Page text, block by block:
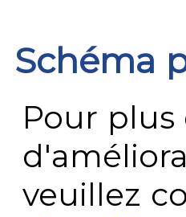
Schéma
Pour
veuillez